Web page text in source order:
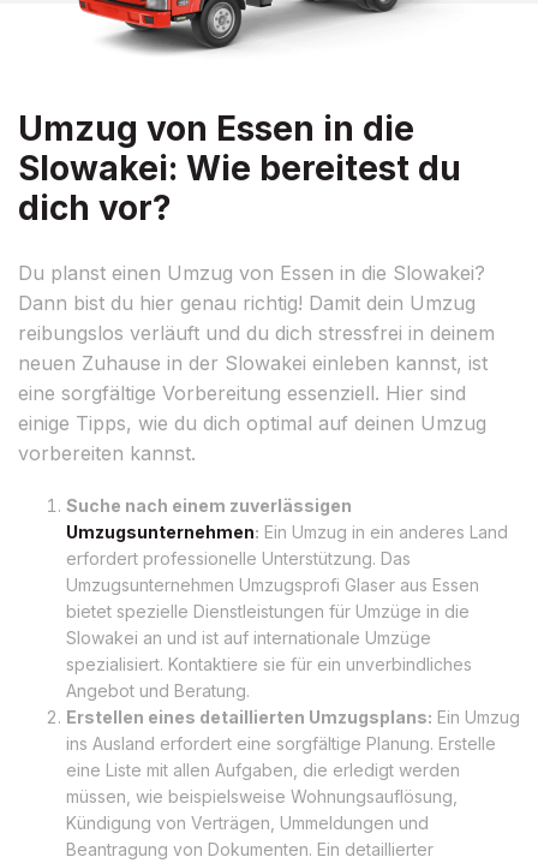
Umzug von Essen in die
Slowakei: Wie bereitest du
dich vor?
Du planst einen Umzug von Essen in die Slowakei?
Dann bist du hier genau richtig! Damit dein Umzug
reibungslos verläuft und du dich stressfrei in deinem
neuen Zuhause in der Slowakei einleben kannst, ist
eine sorgfältige Vorbereitung essenziell. Hier sind
einige Tipps, wie du dich optimal auf deinen Umzug
vorbereiten kannst.
Suche nach einem zuverlässigen
Umzugsunternehmen: Ein Umzug in ein anderes Land
erfordert professionelle Unterstützung. Das
Umzugsunternehmen Umzugsprofi Glaser aus Essen
bietet spezielle Dienstleistungen für Umzüge in die
Slowakei an und ist auf internationale Umzüge
spezialisiert. Kontaktiere sie für ein unverbindliches
Angebot und Beratung.
Erstellen eines detaillierten Umzugsplans: Ein Umzug
ins Ausland erfordert eine sorgfältige Planung. Erstelle
eine Liste mit allen Aufgaben, die erledigt werden
müssen, wie beispielsweise Wohnungsauflösung,
Kündigung von Verträgen, Ummeldungen und
Beantragung von Dokumenten. Ein detaillierter